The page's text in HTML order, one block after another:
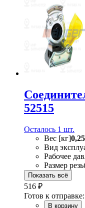
52515
Осталось 1 шт.
Вес [кг]
Вид
Рабочее
Размер
Показать всё
516 ₽
Готов к отправке:
В корзину